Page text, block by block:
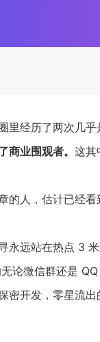
经历了两次几
业围观者。 这其
人，估计已经看
远站在热点 3
论微信群还是
开发，零星流出